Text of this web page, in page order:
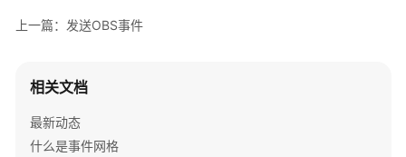
快
门
用
户
上一篇：发送OBS事件
相关文档
最新动态
什么是事件网格